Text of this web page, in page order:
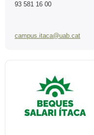
93 581 16 00
campus.itaca@uab.cat